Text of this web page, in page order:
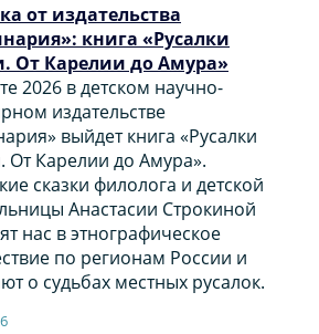
от издательства
книга «Русалки
От Карелии до Амура»
2026 в детском научно-
издательстве
выйдет книга «Русалки
От Карелии до Амура».
сказки филолога и детской
Анастасии Строкиной
нас в этнографическое
по регионам России и
о судьбах местных русалок.